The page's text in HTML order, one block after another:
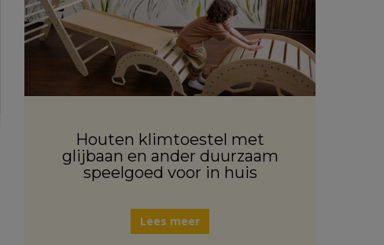
Houten klimtoestel met
glijbaan en ander duurzaam
speelgoed voor in huis
Lees meer